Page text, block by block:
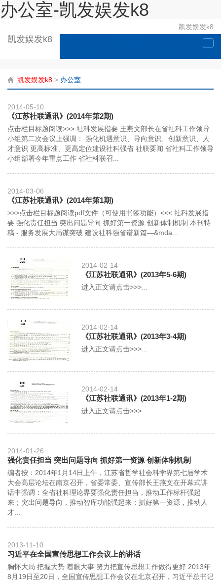
办公室-凯发娱发k8
凯发娱发k8
凯发娱发k8
凯发娱发k8 > 办公室
2014-05-10
《江苏社联通讯》(2014年第2期)
点击栏目标题阅读>>> 社科发展指要 王燕文部长在省社科工作领导
小组第二次会议上强调： 强化机遇意识、导向意识、创新意识、人
才意识 更高标准、更高定位建设社科强省 社联要闻 省社科工作领导
小组部署今年重点工作 省社科联召...
2014-03-06
《江苏社联通讯》(2014年第1期)
>>>点击栏目标题阅读pdf文件（可使用书签功能）<<< 社科发展指
要 强化责任担当 突出问题导向 抓好第一资源 创新体制机制 本刊特
稿 - 服务发展大局谋突破 建设社科强省谱新篇—&mda...
2014-02-14
《江苏社联通讯》(2013年5-6期)
进入正文请点击>>>...
2014-02-14
《江苏社联通讯》(2013年3-4期)
进入正文请点击>>>...
2014-02-14
《江苏社联通讯》(2013年1-2期)
进入正文请点击>>>...
2014-01-26
强化责任担当 突出问题导向 抓好第一资源 创新体制机制
编者按：2014年1月14日上午，江苏省哲学社会科学界第七届学术
大会高层论坛在南京召开，省委常委、宣传部长王燕文在开幕式讲
话中强调：全省社科理论界要强化责任担当，推动工作标杆强起
来；突出问题导向，推动智库功能强起来；抓好第一资源，推动人
才...
2013-11-10
习近平在全国宣传思想工作会议上的讲话
胸怀大局 把握大势 着眼大事 努力把宣传思想工作做得更好 2013年
8月19日至20日，全国宣传思想工作会议在北京召开，习近平总书记